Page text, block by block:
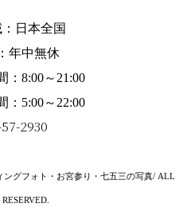
日本全国
年中無休
：8:00～21:00
：5:00～22:00
2930
グフォト・お宮参り・七五三の写真/ ALL